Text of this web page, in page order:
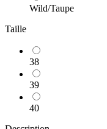
Wild/Taupe
Taille
38
39
40